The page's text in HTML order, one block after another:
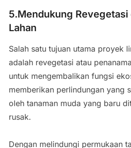
5.Mendukung Revegetasi
Lahan
Salah satu tujuan utama proyek
adalah revegetasi atau
untuk mengembalikan fungsi
memberikan perlindungan yang
oleh tanaman muda yang baru
rusak.
Dengan melindungi permukaan